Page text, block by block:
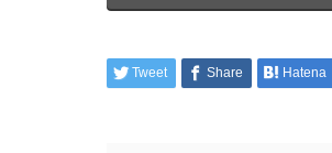
Tweet Share Hatena